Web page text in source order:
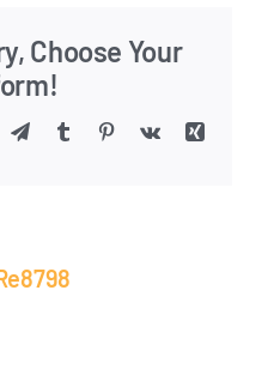
Choose Your
TelegramTumblr Pinterest
Vk
Xing